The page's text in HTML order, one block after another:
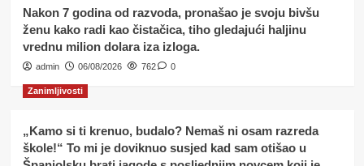
Nakon 7 godina od razvoda, pronašao je svoju bivšu
ženu kako radi kao čistačica, tiho gledajući haljinu
vrednu milion dolara iza izloga.
admin 06/08/2026 762 0
Zanimljivosti
„Kamo si ti krenuo, budalo? Nemaš ni osam razreda
škole!“ To mi je doviknuo susjed kad sam otišao u